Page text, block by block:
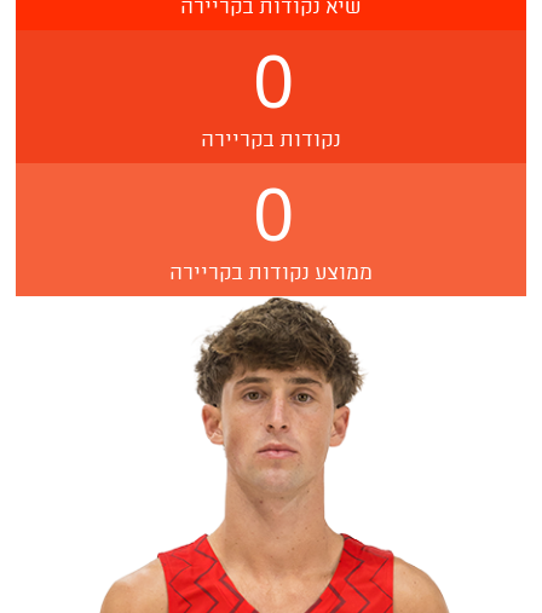
שיא נקודות בקריירה
0
נקודות בקריירה
0
ממוצע נקודות בקריירה